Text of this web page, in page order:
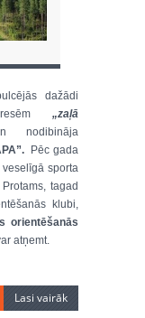
dažādi
„zaļā
nodibināja
.
Pēc gada
sporta
Protams, tagad
klubi,
orientēšanās
atņemt.
Lasi vairāk